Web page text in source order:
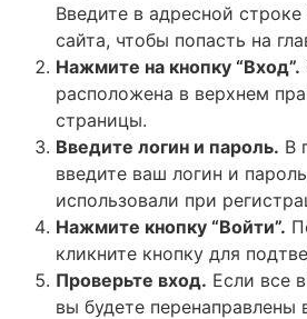
Введите в адресной строке
сайта, чтобы попасть на
Нажмите на кнопку “Вход”.
расположена в верхнем
страницы.
Введите логин и пароль. В
введите ваш логин и
использовали при
Нажмите кнопку “Войти”.
кликните кнопку для
Проверьте вход. Если все
вы будете перенаправлены